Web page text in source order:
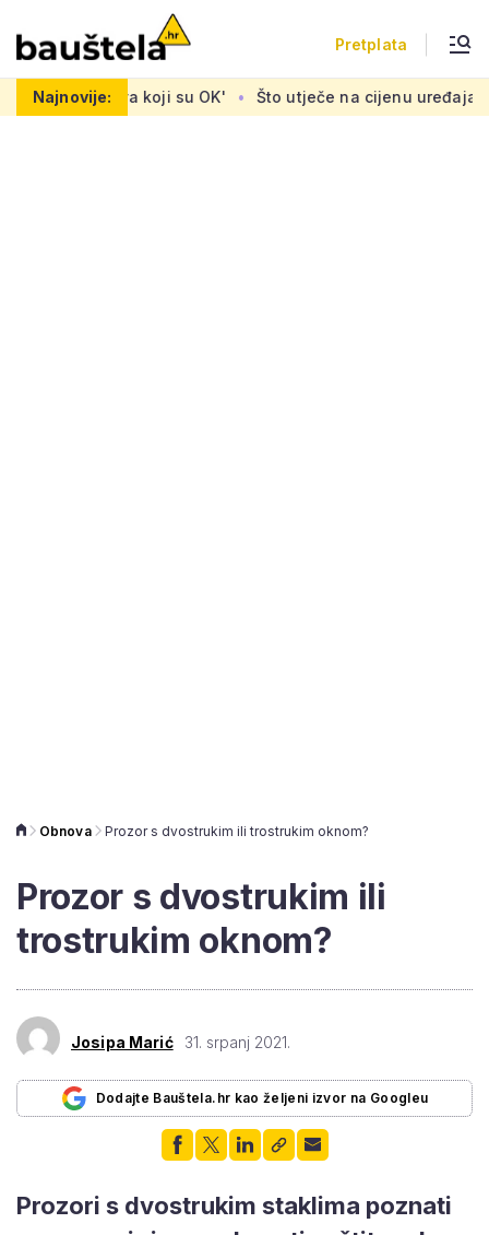
Pretplata
Najnovije:
su OK' Što utječe na cijenu uređaja za pročišćavanje
Obnova Prozor s dvostrukim ili trostrukim oknom?
Prozor s dvostrukim ili
trostrukim oknom?
Josipa Marić 31. srpanj 2021.
Dodajte Bauštela.hr kao željeni izvor na Googleu
Prozori s dvostrukim staklima poznati